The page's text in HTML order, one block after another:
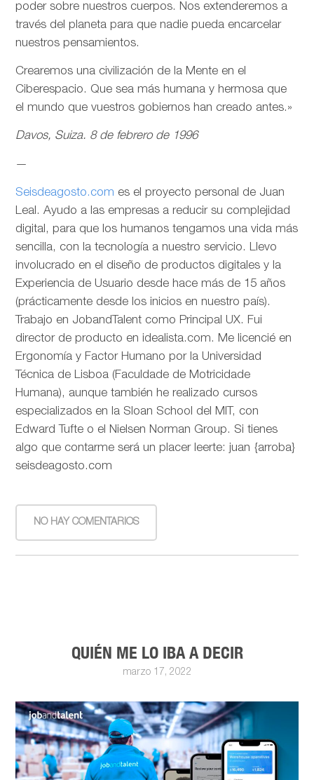
poder sobre nuestros cuerpos. Nos extenderemos a
través del planeta para que nadie pueda encarcelar
nuestros pensamientos.
Crearemos una civilización de la Mente en el
Ciberespacio. Que sea más humana y hermosa que
el mundo que vuestros gobiernos han creado antes.»
Davos, Suiza. 8 de febrero de 1996
—
Seisdeagosto.com es el proyecto personal de Juan
Leal. Ayudo a las empresas a reducir su complejidad
digital, para que los humanos tengamos una vida más
sencilla, con la tecnología a nuestro servicio. Llevo
involucrado en el diseño de productos digitales y la
Experiencia de Usuario desde hace más de 15 años
(prácticamente desde los inicios en nuestro país).
Trabajo en JobandTalent como Principal UX. Fui
director de producto en idealista.com. Me licencié en
Ergonomía y Factor Humano por la Universidad
Técnica de Lisboa (Faculdade de Motricidade
Humana), aunque también he realizado cursos
especializados en la Sloan School del MIT, con
Edward Tufte o el Nielsen Norman Group. Si tienes
algo que contarme será un placer leerte: juan {arroba}
seisdeagosto.com
NO HAY COMENTARIOS
QUIÉN ME LO IBA A DECIR
marzo 17, 2022